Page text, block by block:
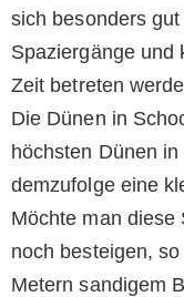
sich besonders
Spaziergänge und
Zeit betreten
Die Dünen in
höchsten Dünen
demzufolge eine
Möchte man diese
noch besteigen,
Metern sandigem